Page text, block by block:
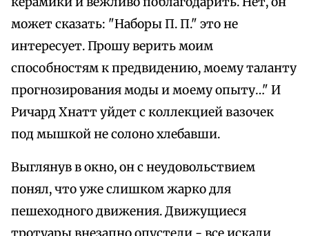
может сказать: "Наборы П. П." это не
интересует. Прошу верить моим
способностям к предвидению, моему таланту
прогнозирования моды и моему опыту…" И
Ричард Хнатт уйдет с коллекцией вазочек
под мышкой не солоно хлебавши.
Выглянув в окно, он с неудовольствием
понял, что уже слишком жарко для
пешеходного движения. Движущиеся